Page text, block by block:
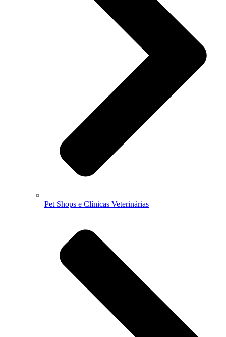
Pet Shops e Clínicas Veterinárias